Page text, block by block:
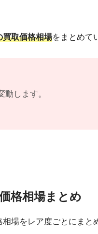
買取価格相場をまとめて
します。
格相場まとめ
場をレア度ごとにまと